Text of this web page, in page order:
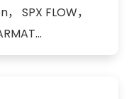
SPX FLOW，